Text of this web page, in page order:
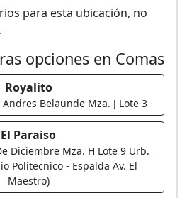
para esta ubicación, no
opciones en Comas
Royalito
Belaunde Mza. J Lote 3
El Paraiso
Diciembre Mza. H Lote 9 Urb.
Politecnico - Espalda Av. El
Maestro)